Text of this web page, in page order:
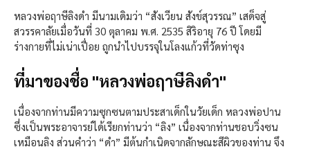
หลวงพ่อฤาษีลิงดำ มีนามเดิมว่า “สังเวียน สังข์สุวรรณ” เสด็จสู่
สวรรคาลัยเมื่อวันที่ 30 ตุลาคม พ.ศ. 2535 สิริอายุ 76 ปี โดยมี
ร่างกายที่ไม่เน่าเปื่อย ถูกนำไปบรรจุในโลงแก้วที่วัดท่าซุง
ที่มาของชื่อ "หลวงพ่อฤาษีลิงดำ"
เนื่องจากท่านมีความซุกซนตามประสาเด็กในวัยเด็ก หลวงพ่อปาน
ซึ่งเป็นพระอาจารย์ได้เรียกท่านว่า “ลิง” เนื่องจากท่านชอบวิ่งซน
เหมือนลิง ส่วนคำว่า “ดำ” มีต้นกำเนิดจากลักษณะสีผิวของท่าน จึง